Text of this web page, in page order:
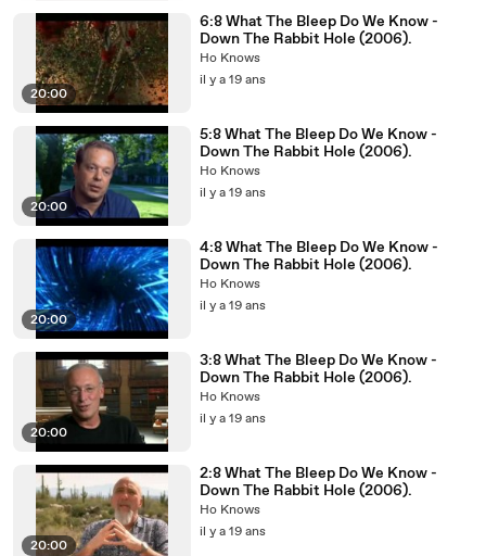
20:00
6:8 What The Bleep Do We Know -
Down The Rabbit Hole (2006).
Ho Knows
il y a 19 ans
20:00
5:8 What The Bleep Do We Know -
Down The Rabbit Hole (2006).
Ho Knows
il y a 19 ans
20:00
4:8 What The Bleep Do We Know -
Down The Rabbit Hole (2006).
Ho Knows
il y a 19 ans
20:00
3:8 What The Bleep Do We Know -
Down The Rabbit Hole (2006).
Ho Knows
il y a 19 ans
20:00
2:8 What The Bleep Do We Know -
Down The Rabbit Hole (2006).
Ho Knows
il y a 19 ans